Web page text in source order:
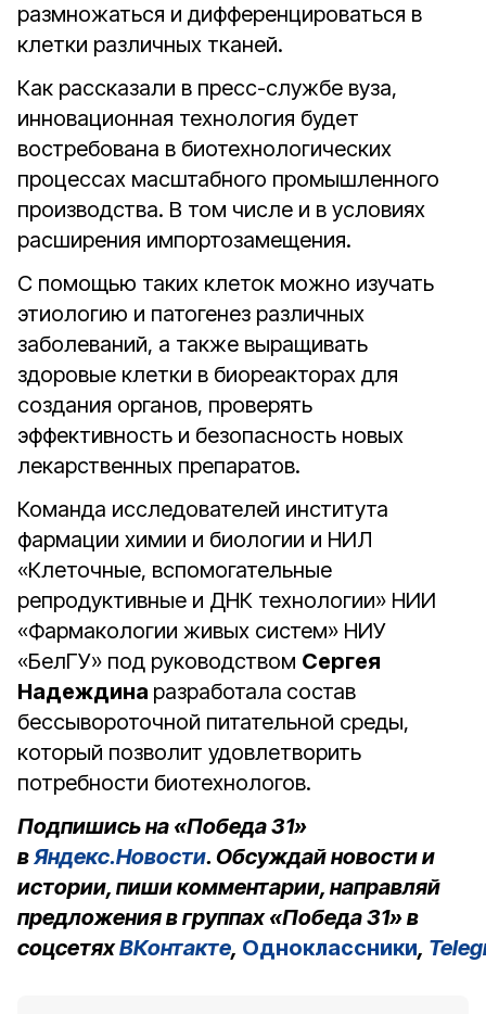
размножаться и дифференцироваться в
клетки различных тканей.
Как рассказали в пресс-службе вуза,
инновационная технология будет
востребована в биотехнологических
процессах масштабного промышленного
производства. В том числе и в условиях
расширения импортозамещения.
С помощью таких клеток можно изучать
этиологию и патогенез различных
заболеваний, а также выращивать
здоровые клетки в биореакторах для
создания органов, проверять
эффективность и безопасность новых
лекарственных препаратов.
Команда исследователей института
фармации химии и биологии и НИЛ
«Клеточные, вспомогательные
репродуктивные и ДНК технологии» НИИ
«Фармакологии живых систем» НИУ
«БелГУ» под руководством Сергея
Надеждина разработала состав
бессывороточной питательной среды,
который позволит удовлетворить
потребности биотехнологов.
Подпишись на «Победа 31»
вЯндекс.Новости. Обсуждай новости и
истории, пиши комментарии, направляй
предложения в группах «Победа 31» в
соцсетяхВКонтакте, Одноклассники,